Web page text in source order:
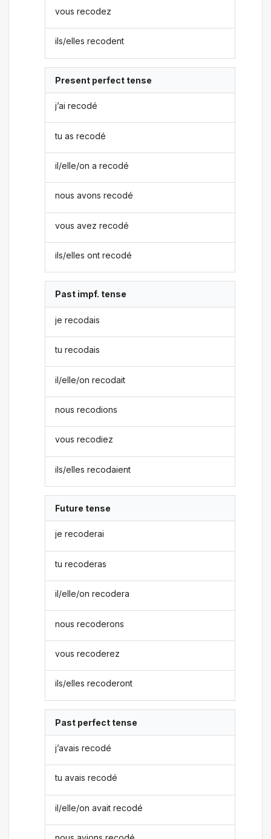
vous recodez
ils/elles recodent
Present perfect tense
j’ai recodé
tu as recodé
il/elle/on a recodé
nous avons recodé
vous avez recodé
ils/elles ont recodé
Past impf. tense
je recodais
tu recodais
il/elle/on recodait
nous recodions
vous recodiez
ils/elles recodaient
Future tense
je recoderai
tu recoderas
il/elle/on recodera
nous recoderons
vous recoderez
ils/elles recoderont
Past perfect tense
j’avais recodé
tu avais recodé
il/elle/on avait recodé